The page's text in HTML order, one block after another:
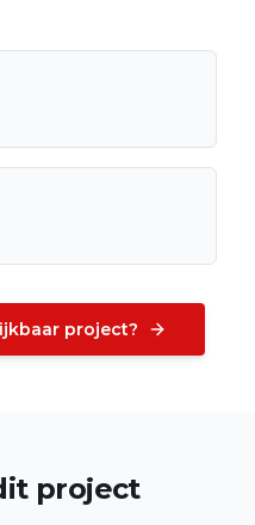
project?
project